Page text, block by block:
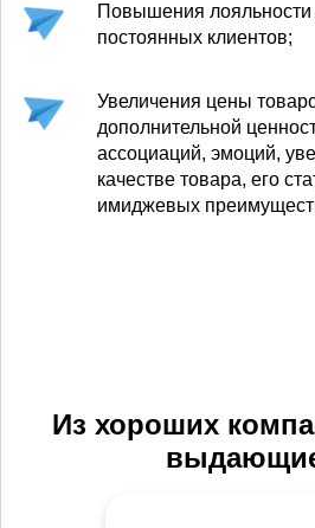
Повышения
постоянных клиентов;
Увеличения цены
дополнительной
ассоциаций, эмоций,
качестве товара, его
имиджевых
Из хороших